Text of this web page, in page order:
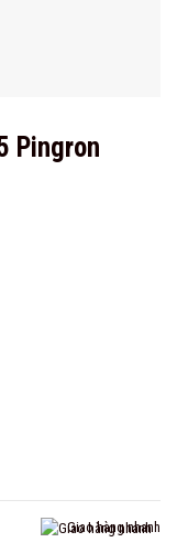
Pingron
Giao hàng nhanh